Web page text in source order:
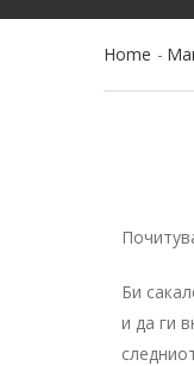
Home
Би
и да ги